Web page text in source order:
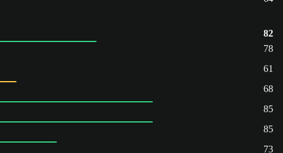
82
78
61
68
85
85
73